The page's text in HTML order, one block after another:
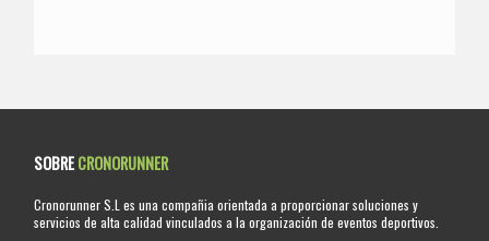
SOBRECRONORUNNER
Cronorunner S.L es una compañia orientada a proporcionar soluciones y
servicios de alta calidad vinculados a la organización de eventos deportivos.